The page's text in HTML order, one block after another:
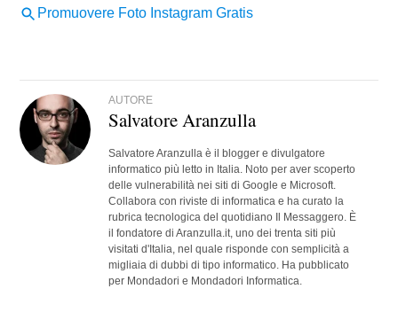
AUTORE
Salvatore Aranzulla
Salvatore Aranzulla è il blogger e divulgatore
informatico più letto in Italia. Noto per aver scoperto
delle vulnerabilità nei siti di Google e Microsoft.
Collabora con riviste di informatica e ha curato la
rubrica tecnologica del quotidiano Il Messaggero. È
il fondatore di Aranzulla.it, uno dei trenta siti più
visitati d'Italia, nel quale risponde con semplicità a
migliaia di dubbi di tipo informatico. Ha pubblicato
per Mondadori e Mondadori Informatica.